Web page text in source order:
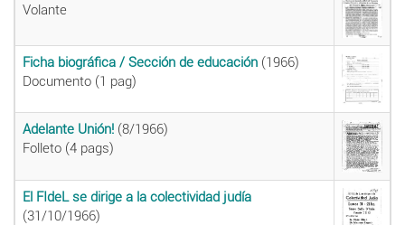
Volante
Ficha biográfica / Sección de educación (1966)
Documento (1 pag)
Adelante Unión! (8/1966)
Folleto (4 pags)
El FIdeL se dirige a la colectividad judía
(31/10/1966)